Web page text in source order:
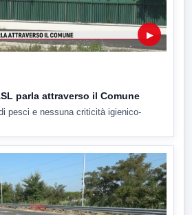
▶
parla attraverso il Comune
pesci e nessuna criticità igienico-